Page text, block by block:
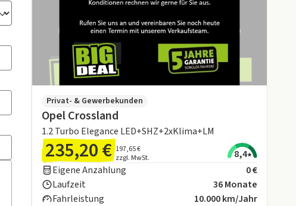
Privat- & Gewerbekunden
Opel Crossland
1.2 Turbo Elegance LED+SHZ+2xKlima+LM
235,20 € 197,65 €
zzgl. MwSt.
8,4
Eigene Anzahlung
0 €
Laufzeit
36 Monate
Fahrleistung
10.000 km/Jahr